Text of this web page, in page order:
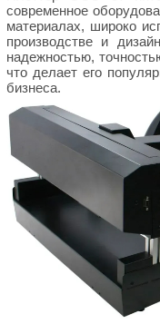
современное
материалах, широко
производстве и
надежностью,
что делает его
бизнеса.